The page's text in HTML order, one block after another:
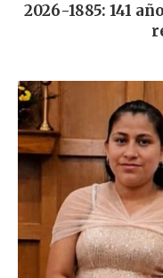
2026-1885: 141